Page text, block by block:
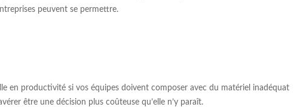
peuvent se permettre.
en productivité si vos équipes doivent composer avec du matériel inadéquat
être une décision plus coûteuse qu’elle n’y paraît.